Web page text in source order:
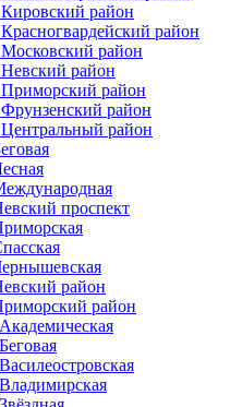
район
район
район
район
район
район
район
проспект
район
район